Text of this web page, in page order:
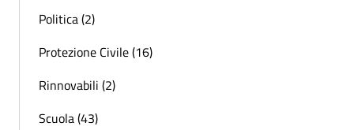
Politica (2)
Protezione Civile (16)
Rinnovabili (2)
Scuola (43)